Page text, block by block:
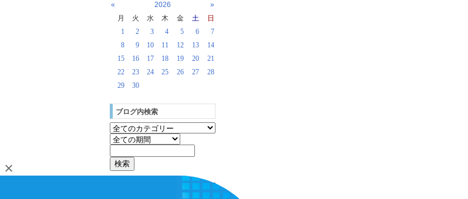
« 2026
»
月
火 水 木 金 土
日
1
2 3 4 5 6
7
8
9 10 11 12 13
14
15
16 17 18 19 20
21
22
23 24 25 26 27
28
29
30
ブログ内検索
]